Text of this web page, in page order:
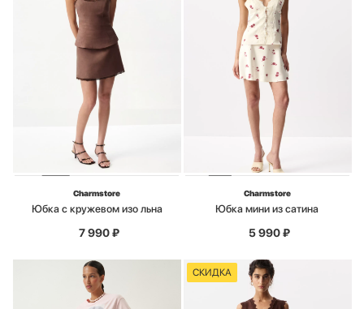
Charmstore
Юбка с кружевом изо льна
7 990₽
Charmstore
Юбка мини из сатина
5 990₽
СКИДКА